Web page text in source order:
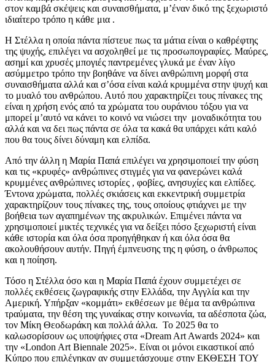
στον καμβά σκέψεις και συναισθήματα, μ’έναν δικό της ξεχωριστό
ιδιαίτερο τρόπο η κάθε μια .
Η Στέλλα η οποία πάντα πίστευε πως τα μάτια είναι ο καθρέφτης
της ψυχής, επιλέγει να ασχοληθεί με τις προσωπογραφίες. Μαύρες,
ασημί και χρυσές μπογιές παντρεμένες γλυκά με έναν λίγο
ασύμμετρο τρόπο την βοηθάνε να δίνει ανθρώπινη μορφή στα
συναισθήματα αλλά και σ’όσα είναι καλά κρυμμένα στην ψυχή και
το μυαλό του ανθρώπου. Αυτό που χαρακτηρίζει τους πίνακες της
είναι η χρήση ενός από τα χρώματα του ουράνιου τόξου για να
μπορεί μ’αυτό να κάνει το κοινό να νιώσει την μοναδικότητα του
αλλά και να δει πως πάντα σε όλα τα κακά θα υπάρχει κάτι καλό
που θα τους δίνει δύναμη και ελπίδα.
Από την άλλη η Μαρία Παπά επιλέγει να χρησιμοποιεί την φύση
και τις «κρυφές» ανθρώπινες στιγμές για να φανερώνει καλά
κρυμμένες ανθρώπινες ιστορίες , φοβίες, ανησυχίες και ελπίδες.
Έντονα χρώματα, πολλές σκιάσεις και εκκεντρική συμμετρία
χαρακτηρίζουν τους πίνακες της, τους οποίους φτιάχνει με την
βοήθεια των αγαπημένων της ακρυλικών. Επιμένει πάντα να
χρησιμοποιεί μικτές τεχνικές για να δείξει πόσο ξεχωριστή είναι
κάθε ιστορία και όλα όσα προηγήθηκαν ή και όλα όσα θα
ακολουθήσουν αυτήν. Πηγή έμπνευσης της η φύση, ο άνθρωπος
και η ποίηση.
Τόσο η Στέλλα όσο και η Μαρία Παπά έχουν συμμετέχει σε
πολλές εκθέσεις ζωγραφικής στην Ελλάδα, την Αγγλία και την
Αμερική. Υπήρξαν «κομμάτι» εκθέσεων με θέμα τα ανθρώπινα
τραύματα, την θέση της γυναίκας στην κοινωνία, τα αδέσποτα ζώα,
τον Μίκη Θεοδωράκη και πολλά άλλα. Το 2025 θα το
καλωσορίσουν ως υποψήφιες στα «Dream Art Awards 2024» και
την «London Art Biennale 2025». Είναι οι μόνοι εικαστικοί από
Κύπρο που επιλέγηκαν αν συμμετάσχουμε στην ΕΚΘΕΣΗ ΤΟΥ